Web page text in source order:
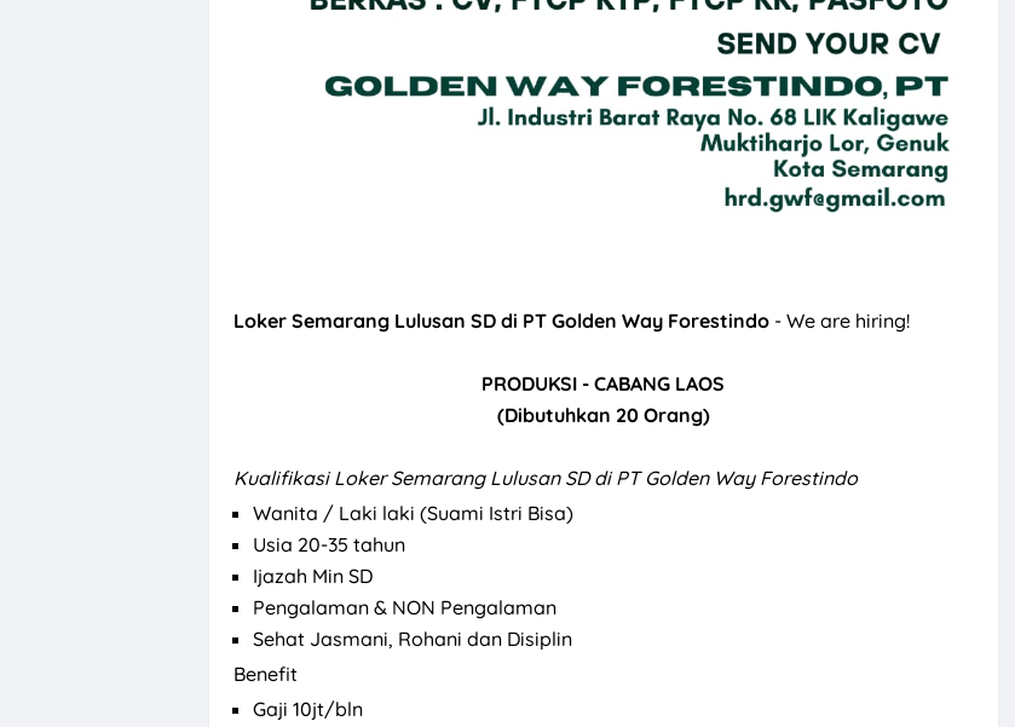
Loker Semarang Lulusan SD di PT Golden Way Forestindo - We are hiring!
PRODUKSI - CABANG LAOS
(Dibutuhkan 20 Orang)
Kualifikasi Loker Semarang Lulusan SD di PT Golden Way Forestindo
Wanita / Laki laki (Suami Istri Bisa)
Usia 20-35 tahun
Ijazah Min SD
Pengalaman & NON Pengalaman
Sehat Jasmani, Rohani dan Disiplin
Benefit
Gaji 10jt/bln